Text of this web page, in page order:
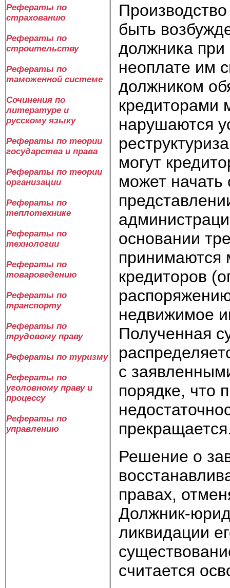
Рефераты по
страхованию
Рефераты по
строительству
Рефераты по
таможенной системе
Сочинения по
литературе и
русскому языку
Рефераты по теории
государства и права
Рефераты по теории
организации
Рефераты по
теплотехнике
Рефераты по
технологии
Рефераты по
товароведению
Рефераты по
транспорту
Рефераты по
трудовому праву
Рефераты по туризму
Рефераты по
уголовному праву и
процессу
Рефераты по
управлению
быть
должника при
неоплате им
должником
кредиторами
нарушаются
могут
может начать
основании
принимаются
кредиторов
недвижимое
Полученная
с
порядке, что
Решение о
правах,
ликвидации
считается